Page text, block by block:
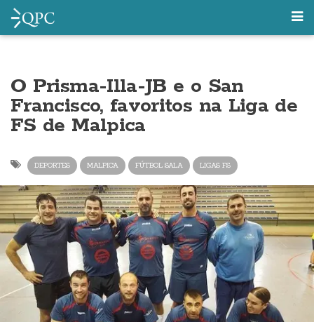
O Prisma-Illa-JB e o San
Francisco, favoritos na Liga de
FS de Malpica
DEPORTES MALPICA FÚTBOL SALA LIGAS FS